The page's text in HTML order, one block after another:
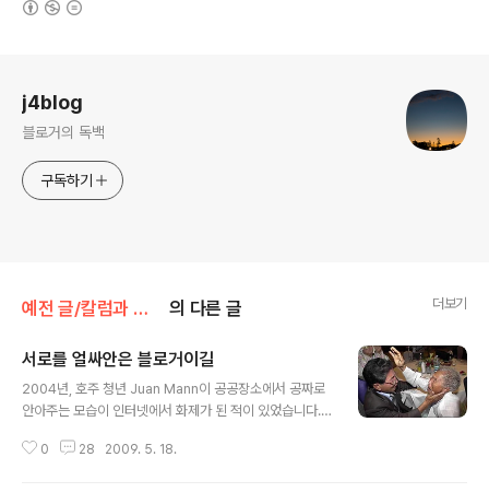
j4blog
블로거의 독백
구독하기
예전 글/칼럼과 단상 의 다른 글 더보기
서로를 얼싸안은 블로거이길
2004년, 호주 청년 Juan Mann이 공공장소에서 공짜로
안아주는 모습이 인터넷에서 화제가 된 적이 있었습니다.
갔습니다. 그리고 어떤 이들은 Free Hug을 통해 마음의
0 28 2009. 5. 18.